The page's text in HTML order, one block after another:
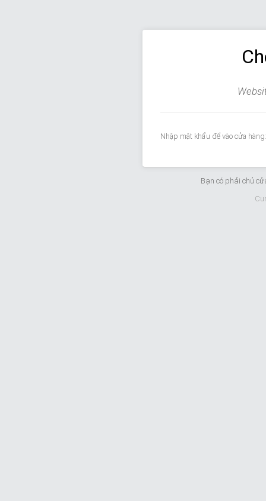
Nhập mật khẩu để vào cửa hàng:
Bạn có phải chủ